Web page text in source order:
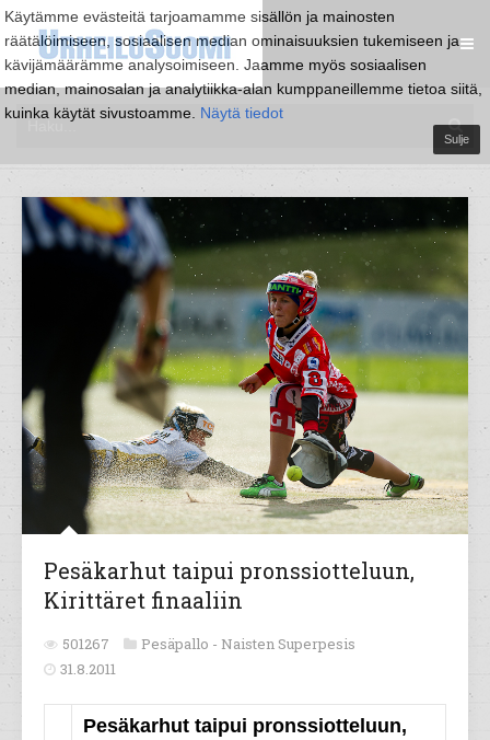
Käytämme evästeitä tarjoamamme sisällön ja mainosten
räätälöimiseen, sosiaalisen median ominaisuuksien tukemiseen ja
kävijämäärämme analysoimiseen. Jaamme myös sosiaalisen
median, mainosalan ja analytiikka-alan kumppaneillemme tietoa siitä,
kuinka käytät sivustoamme. Näytä tiedot
Sulje
Pesäkarhut taipui pronssiotteluun,
Kirittäret finaaliin
501267 Pesäpallo - Naisten Superpesis
31.8.2011
Pesäkarhut taipui pronssiotteluun,